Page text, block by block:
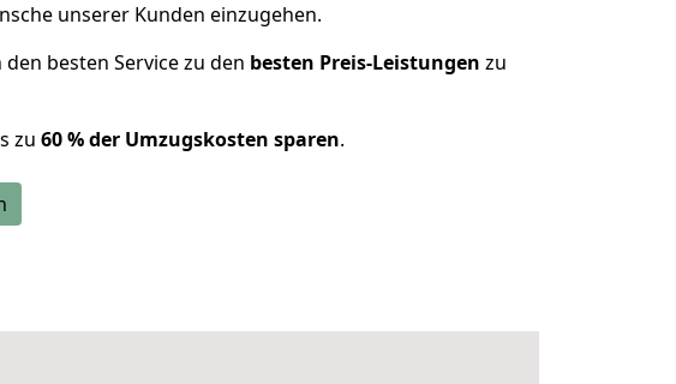
unserer Kunden einzugehen.
besten Service zu den besten Preis-Leistungen zu
zu 60 % der Umzugskosten sparen.